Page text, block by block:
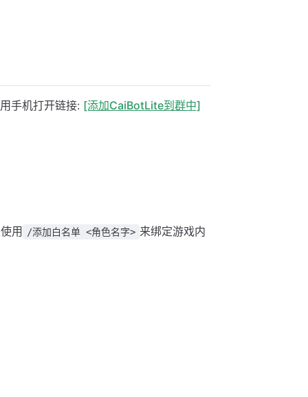
手机打开链接: [添加CaiBotLite到群中]
用 /添加白名单 <角色名字> 来绑定游戏内